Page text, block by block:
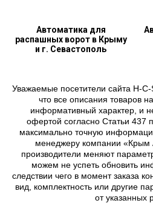
Автоматика для
распашных ворот в Крыму
и г. Севастополь
Уважаемые посетители сайта H-
что все описания товаров
информативный характер, и
офертой согласно Статьи 437
максимально точную
менеджеру компании «Крым
производители меняют
можем не успеть обновить
следствии чего в момент заказа
вид, комплектность или другие
от указанных